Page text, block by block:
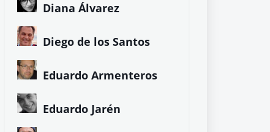
Diana Álvarez
Diego de los Santos
Eduardo Armenteros
Eduardo Jarén